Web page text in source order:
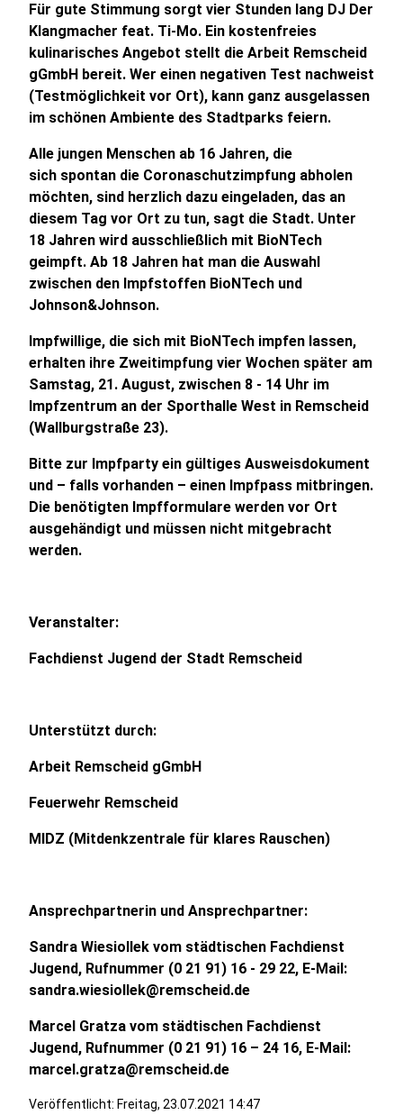
Für gute Stimmung sorgt vier Stunden lang DJ Der
Klangmacher feat. Ti-Mo. Ein kostenfreies
kulinarisches Angebot stellt die Arbeit Remscheid
gGmbH bereit. Wer einen negativen Test nachweist
(Testmöglichkeit vor Ort), kann ganz ausgelassen
im schönen Ambiente des Stadtparks feiern.
Alle jungen Menschen ab 16 Jahren, die
sich spontan die Coronaschutzimpfung abholen
möchten, sind herzlich dazu eingeladen, das an
diesem Tag vor Ort zu tun, sagt die Stadt. Unter
18 Jahren wird ausschließlich mit BioNTech
geimpft. Ab 18 Jahren hat man die Auswahl
zwischen den Impfstoffen BioNTech und
Johnson&Johnson.
Impfwillige, die sich mit BioNTech impfen lassen,
erhalten ihre Zweitimpfung vier Wochen später am
Samstag, 21. August, zwischen 8 - 14 Uhr im
Impfzentrum an der Sporthalle West in Remscheid
(Wallburgstraße 23).
Bitte zur Impfparty ein gültiges Ausweisdokument
und – falls vorhanden – einen Impfpass mitbringen.
Die benötigten Impfformulare werden vor Ort
ausgehändigt und müssen nicht mitgebracht
werden.
Veranstalter:
Fachdienst Jugend der Stadt Remscheid
Unterstützt durch:
Arbeit Remscheid gGmbH
Feuerwehr Remscheid
MIDZ (Mitdenkzentrale für klares Rauschen)
Ansprechpartnerin und Ansprechpartner:
Sandra Wiesiollek vom städtischen Fachdienst
Jugend, Rufnummer (0 21 91) 16 - 29 22, E-Mail:
sandra.wiesiollek@remscheid.de
Marcel Gratza vom städtischen Fachdienst
Jugend, Rufnummer (0 21 91) 16 – 24 16, E-Mail:
marcel.gratza@remscheid.de
Veröffentlicht: Freitag, 23.07.2021 14:47